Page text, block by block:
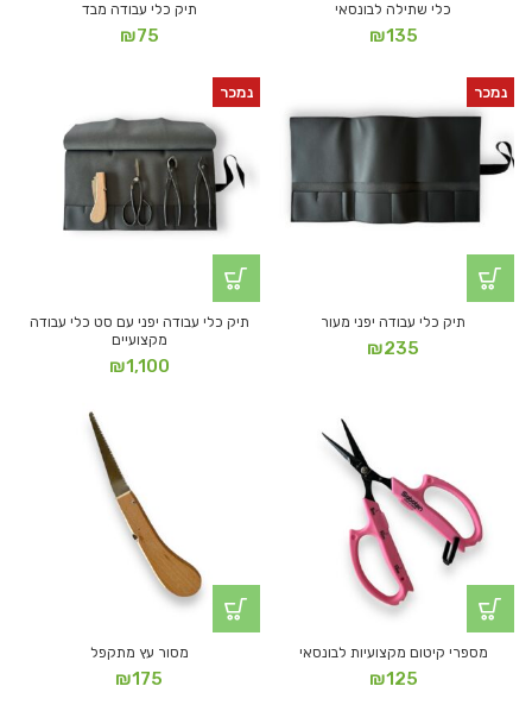
כלי שתילה לבונסאי
₪135
תיק כלי עבודה מבד
₪75
נמכר
תיק כלי עבודה יפני מעור
₪235
נמכר
תיק כלי עבודה יפני עם סט כלי עבודה
מקצועיים
₪1,100
מספרי קיטום מקצועיות לבונסאי
₪125
מסור עץ מתקפל
₪175